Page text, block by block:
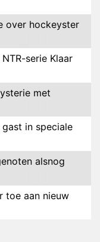
over hockeyster
serie Klaar
met
in speciale
alsnog
toe aan nieuw